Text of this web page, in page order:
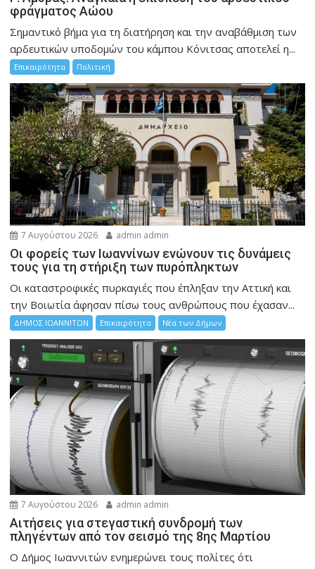
φράγματος Αώου
Σημαντικό βήμα για τη διατήρηση και την αναβάθμιση των
αρδευτικών υποδομών του κάμπου Κόνιτσας αποτελεί η...
Επικαιρότητα Πολιτική
7 Αυγούστου 2026 admin admin
Οι φορείς των Ιωαννίνων ενώνουν τις δυνάμεις
τους για τη στήριξη των πυρόπληκτων
Οι καταστροφικές πυρκαγιές που έπληξαν την Αττική και
την Bοιωτία άφησαν πίσω τους ανθρώπους που έχασαν...
ΔΗΜΟΣ ΙΩΑΝΝΙΤΩΝ Επικαιρότητα Νέα των Δήμων
7 Αυγούστου 2026 admin admin
Αιτήσεις για στεγαστική συνδρομή των
πληγέντων από τον σεισμό της 8ης Μαρτίου
Ο Δήμος Ιωαννιτών ενημερώνει τους πολίτες ότι